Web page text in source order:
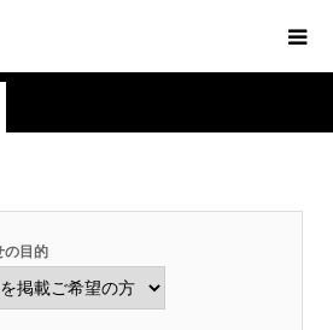
の目的